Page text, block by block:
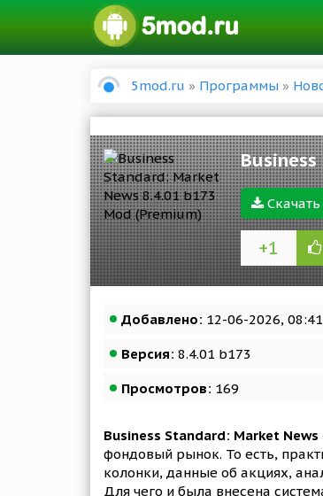
5mod.ru » Программы »
Скачать
+1
Добавлено: 12-06-2026, 08:41
Версия: 8.4.01 b173
Просмотров: 169
Business Standard: Market News
фондовый рынок. То есть,
колонки, данные об акциях,
Для чего и была внесена